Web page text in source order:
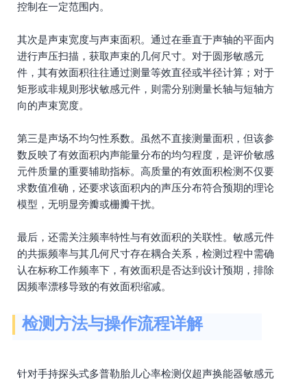
控制在一定范围内。
其次是声束宽度与声束面积。通过在垂直于声轴的平面内
进行声压扫描，获取声束的几何尺寸。对于圆形敏感元
件，其有效面积往往通过测量等效直径或半径计算；对于
矩形或非规则形状敏感元件，则需分别测量长轴与短轴方
向的声束宽度。
第三是声场不均匀性系数。虽然不直接测量面积，但该参
数反映了有效面积内声能量分布的均匀程度，是评价敏感
元件质量的重要辅助指标。高质量的有效面积检测不仅要
求数值准确，还要求该面积内的声压分布符合预期的理论
模型，无明显旁瓣或栅瓣干扰。
最后，还需关注频率特性与有效面积的关联性。敏感元件
的共振频率与其几何尺寸存在耦合关系，检测过程中需确
认在标称工作频率下，有效面积是否达到设计预期，排除
因频率漂移导致的有效面积缩减。
检测方法与操作流程详解
针对手持探头式多普勒胎儿心率检测仪超声换能器敏感元